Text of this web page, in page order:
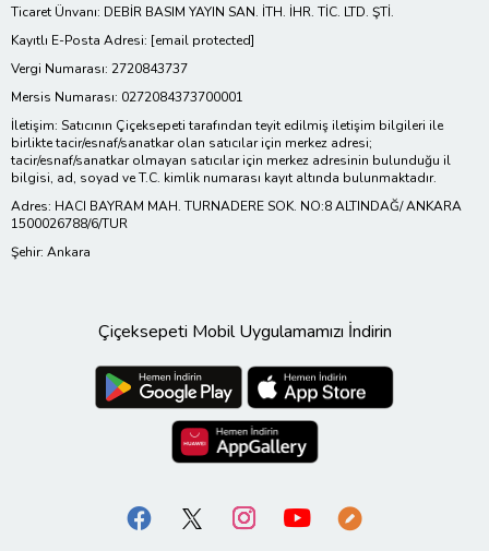
Ticaret Ünvanı: DEBİR BASIM YAYIN SAN. İTH. İHR. TİC. LTD. ŞTİ.
Kayıtlı E-Posta Adresi: [email protected]
Vergi Numarası: 2720843737
Mersis Numarası: 0272084373700001
İletişim: Satıcının Çiçeksepeti tarafından teyit edilmiş iletişim bilgileri ile
birlikte tacir/esnaf/sanatkar olan satıcılar için merkez adresi;
tacir/esnaf/sanatkar olmayan satıcılar için merkez adresinin bulunduğu il
bilgisi, ad, soyad ve T.C. kimlik numarası kayıt altında bulunmaktadır.
Adres: HACI BAYRAM MAH. TURNADERE SOK. NO:8 ALTINDAĞ/ ANKARA
1500026788/6/TUR
Şehir: Ankara
Çiçeksepeti Mobil Uygulamamızı İndirin